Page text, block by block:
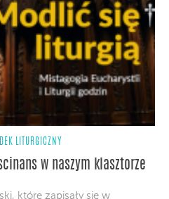
LITURGICZNY
w naszym klasztorze
które zapisały się w